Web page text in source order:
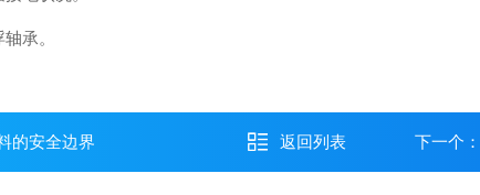
承。
的安全边界 返回列表 下一个：